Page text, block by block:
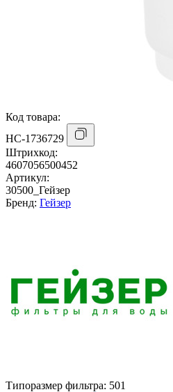
Код товара:
НС-1736729
Штрихкод:
4607056500452
Артикул:
30500_Гейзер
Бренд: Гейзер
Типоразмер фильтра: 501